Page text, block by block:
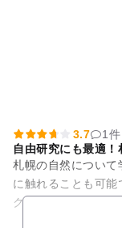
3.7
1件
自由研究にも最適！
札幌の自然について
に触れることも可
クジラの化石など
供向けの自然科学